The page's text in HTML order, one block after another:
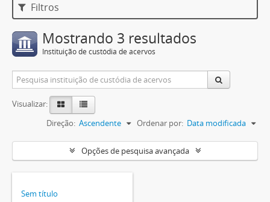
Filtros
Mostrando 3 resultados
Instituição de custódia de acervos
Visualizar:
Ordenar por: Data modificada
Direção: Ascendente
Opções de pesquisa avançada
Sem título